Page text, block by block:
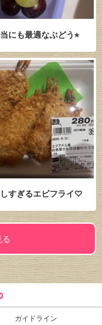
にも最適なぶどう⭐︎
すぎるエビフライ♡
ガイドライン